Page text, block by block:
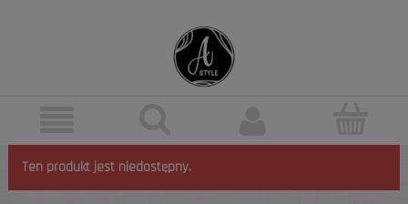
Ten produkt jest niedostępny.